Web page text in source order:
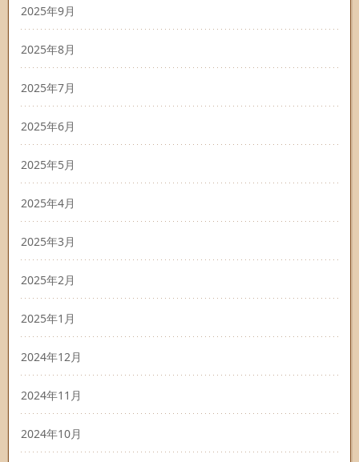
2025年9月
2025年8月
2025年7月
2025年6月
2025年5月
2025年4月
2025年3月
2025年2月
2025年1月
2024年12月
2024年11月
2024年10月